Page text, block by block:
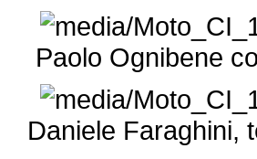
Paolo Ognibene
Daniele Faraghini,